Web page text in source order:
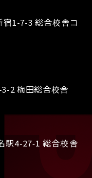
1-7-3 総合校舎コ
2 梅田総合校舎
駅4-27-1 総合校舎